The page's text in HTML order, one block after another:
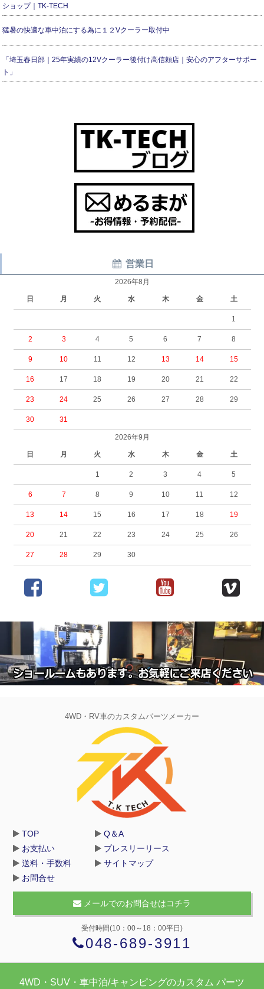
ショップ｜TK-TECH
猛暑の快適な車中泊にする為に１２Vクーラー取付中
「埼玉春日部｜25年実績の12Vクーラー後付け高信頼店｜安心のアフターサポー
ト」
営業日
2026年8月
日 月 火 水 木 金 土
1
2 3 4 5 6 7 8
9 10 11 12 13 14 15
16 17 18 19 20 21 22
23 24 25 26 27 28 29
30 31
2026年9月
日 月 火 水 木 金 土
1 2 3 4 5
6 7 8 9 10 11 12
13 14 15 16 17 18 19
20 21 22 23 24 25 26
27 28 29 30
4WD・RV車のカスタムパーツメーカー
TOP
お支払い
送料・手数料
お問合せ
Q＆A
プレスリーリース
サイトマップ
メールでのお問合せはコチラ
受付時間(10：00～18：00平日)
048-689-3911
4WD・SUV・車中泊/キャンピングのカスタム パーツ